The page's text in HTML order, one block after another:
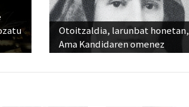
Otoitzaldia, larunbat honetan,
Ama Kandidaren omenez